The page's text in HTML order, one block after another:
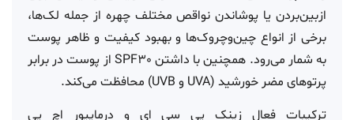
ازبین‌بردن یا پوشاندن نواقص مختلف چهره از جمله لک‌ها،
برخی از انواع چین‌وچروک‌ها و بهبود کیفیت و ظاهر پوست
به شمار می‌رود. همچنین با داشتن SPF30 از پوست در برابر
پرتوهای مضر خورشید (UVA و UVB) محافظت می‌کند.
ترکیبات فعال زینک پی سی ای و درماپیور اچ پی